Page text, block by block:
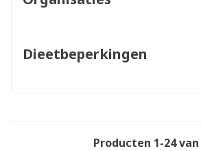
Dieetbeperkingen
Producten 1-24van